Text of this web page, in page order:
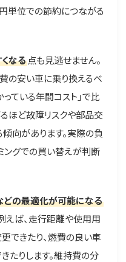
単位での節約につながる
なる点も見逃せません。
の安い車に乗り換えるべ
ている年間コスト」で比
ほど故障リスクや部品交
向があります。実際の負
ングでの買い替えが判断
どの最適化が可能になる
えば、走行距離や使用用
できたり、燃費の良い車
たりします。維持費の分